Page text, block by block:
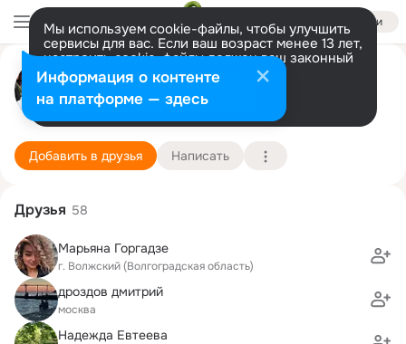
Войти
Мы используем cookie-файлы, чтобы улучшить
сервисы для вас. Если ваш возраст менее 13 лет,
настроить cookie-файлы должен ваш законный
представитель. Больше информации
Разрешить все Настроить
Светлана Бабиченко
Москва
30 августа (48 лет)
64 школа (с лицейскими и гимназическими
Подробнее
Добавить в друзья Написать
Друзья 58
Марьяна Горгадзе
г. Волжский (Волгоградская область)
дроздов дмитрий
москва
Надежда Евтеева
Информация о контенте
на платформе — здесь